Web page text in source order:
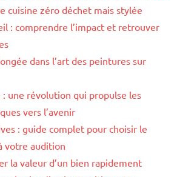
cuisine zéro déchet mais stylée
: comprendre l’impact et retrouver
dans l’art des peintures sur
: une révolution qui propulse les
vers l’avenir
: guide complet pour choisir le
votre audition
la valeur d’un bien rapidement